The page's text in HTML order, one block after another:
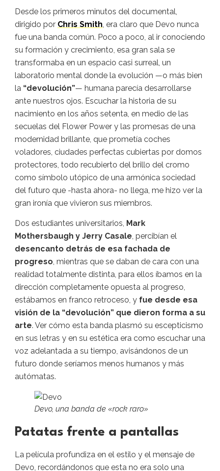
Desde los primeros minutos del documental,
dirigido por Chris Smith, era claro que Devo nunca
fue una banda común. Poco a poco, al ir conociendo
su formación y crecimiento, esa gran sala se
transformaba en un espacio casi surreal, un
laboratorio mental donde la evolución —o más bien
la “devolución”— humana parecía desarrollarse
ante nuestros ojos. Escuchar la historia de su
nacimiento en los años setenta, en medio de las
secuelas del Flower Power y las promesas de una
modernidad brillante, que prometía coches
voladores, ciudades perfectas cubiertas por domos
protectores, todo recubierto del brillo del cromo
como símbolo utópico de una armónica sociedad
del futuro que -hasta ahora- no llega, me hizo ver la
gran ironía que vivieron sus miembros.
Dos estudiantes universitarios, Mark
Mothersbaugh y Jerry Casale , percibían el
desencanto detrás de esa fachada de
progreso , mientras que se daban de cara con una
realidad totalmente distinta, para ellos íbamos en la
dirección completamente opuesta al progreso,
estábamos en franco retroceso, y fue desde esa
visión de la “devolución” que dieron forma a su
arte. Ver cómo esta banda plasmó su escepticismo
en sus letras y en su estética era como escuchar una
voz adelantada a su tiempo, avisándonos de un
futuro donde seríamos menos humanos y más
autómatas.
Devo, una banda de «rock raro»
Patatas frente a pantallas
La película profundiza en el estilo y el mensaje de
Devo, recordándonos que esta no era solo una